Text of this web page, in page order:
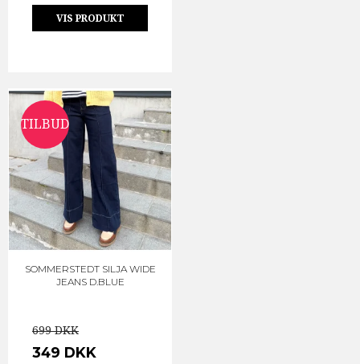
VIS PRODUKT
TILBUD
SOMMERSTEDT SILJA WIDE
JEANS D.BLUE
699 DKK
349 DKK